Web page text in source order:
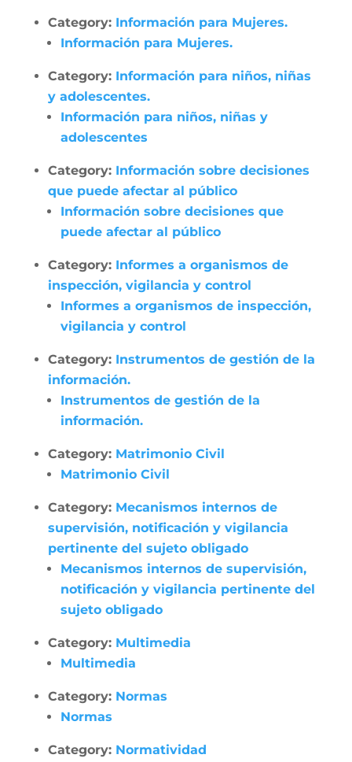
Category: Información para Mujeres.
Información para Mujeres.
Category: Información para niños, niñas
y adolescentes.
Información para niños, niñas y
adolescentes
Category: Información sobre decisiones
que puede afectar al público
Información sobre decisiones que
puede afectar al público
Category: Informes a organismos de
inspección, vigilancia y control
Informes a organismos de inspección,
vigilancia y control
Category: Instrumentos de gestión de la
información.
Instrumentos de gestión de la
información.
Category: Matrimonio Civil
Matrimonio Civil
Category: Mecanismos internos de
supervisión, notificación y vigilancia
pertinente del sujeto obligado
Mecanismos internos de supervisión,
notificación y vigilancia pertinente del
sujeto obligado
Category: Multimedia
Multimedia
Category: Normas
Normas
Category: Normatividad